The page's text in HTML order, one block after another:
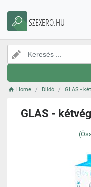
SZEXERO.HU
Home Dildó GLAS -
GLAS -